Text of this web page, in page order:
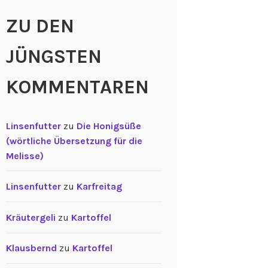
ZU DEN
JÜNGSTEN
KOMMENTAREN
Linsenfutterzu Die Honigsüße
(wörtliche Übersetzung für die
Melisse)
Linsenfutterzu Karfreitag
Kräutergeli zu Kartoffel
Klausbernd zu Kartoffel